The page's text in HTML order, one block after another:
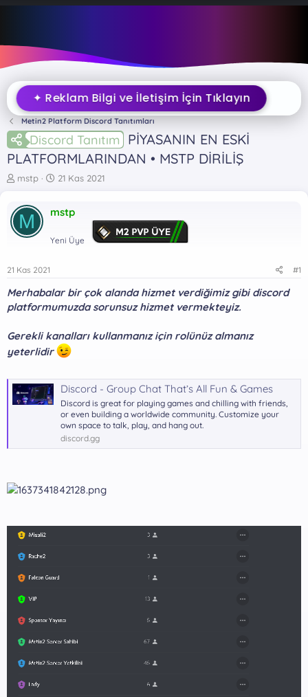
✦ Reklam Bilgi ve İletişim İçin Tıklayın
Metin2 Platform Discord Tanıtımları
Discord Tanıtım
PİYASANIN EN ESKİ
PLATFORMLARINDAN • MSTP DİRİLİŞ
K
b
u
y
a
ş
l
a
a
n
mstp
B
l
n
t
r
h
i
21 Kas 2021
M mstp
Yeni Üye
21 Kas 2021 #1
Merhabalar bir çok alanda hizmet verdiğimiz gibi discord
platformumuzda sorunsuz hizmet vermekteyiz.
Gerekli kanalları kullanmanız için rolünüz almanız
yeterlidir
Discord - Group Chat That’s All Fun & Games
Discord is great for playing games and chilling with friends,
or even building a worldwide community. Customize your
own space to talk, play, and hang out.
discord.gg